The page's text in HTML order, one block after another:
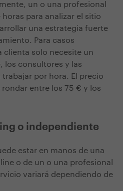
un o una profesional
para analizar el sitio
una estrategia fuerte
Para casos
clienta solo necesite un
los consultores y las
por hora. El precio
entre los 75 € y los
o independiente
estar en manos de una
o de un o una profesional
variará dependiendo de